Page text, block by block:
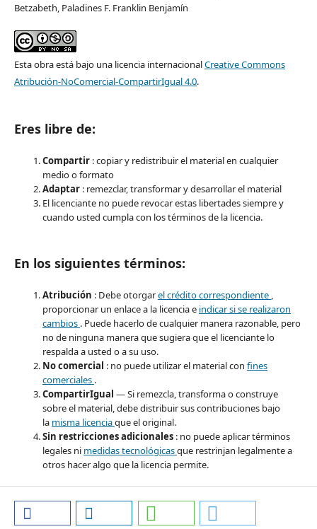
Betzabeth, Paladines F. Franklin Benjamín
Esta obra está bajo una licencia internacionalCreative Commons
Atribución-NoComercial-CompartirIgual 4.0.
Eres libre de:
Compartir : copiar y redistribuir el material en cualquier
medio o formato
Adaptar : remezclar, transformar y desarrollar el material
El licenciante no puede revocar estas libertades siempre y
cuando usted cumpla con los términos de la licencia.
En los siguientes términos:
Atribución : Debe otorgarel crédito correspondiente ,
proporcionar un enlace a la licencia e indicar si se realizaron
cambios . Puede hacerlo de cualquier manera razonable, pero
no de ninguna manera que sugiera que el licenciante lo
respalda a usted o a su uso.
No comercial : no puede utilizar el material con fines
comerciales .
CompartirIgual — Si remezcla, transforma o construye
sobre el material, debe distribuir sus contribuciones bajo
la misma licenciaque el original.
Sin restricciones adicionales : no puede aplicar términos
legales ni medidas tecnológicasque restrinjan legalmente a
otros hacer algo que la licencia permite.